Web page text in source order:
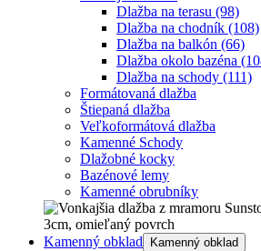
Dlažba na terasu (98)
Dlažba na chodník (108)
Dlažba na balkón (66)
Dlažba okolo bazéna
Dlažba na schody (111)
Formátovaná dlažba
Štiepaná dlažba
Veľkoformátová dlažba
Kamenné Schody
Dlažobné kocky
Bazénové lemy
Kamenné obrubníky
Kamenný obklad Kamenný obklad